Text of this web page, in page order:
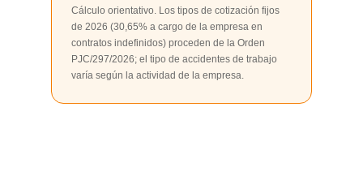
Cálculo orientativo. Los tipos de cotización fijos
de 2026 (30,65% a cargo de la empresa en
contratos indefinidos) proceden de la Orden
PJC/297/2026; el tipo de accidentes de trabajo
varía según la actividad de la empresa.